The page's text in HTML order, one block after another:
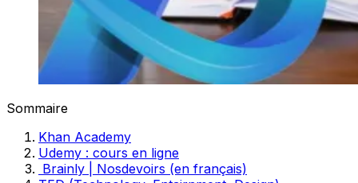
Sommaire
Khan Academy
Udemy : cours en ligne
Brainly | Nosdevoirs (en français)